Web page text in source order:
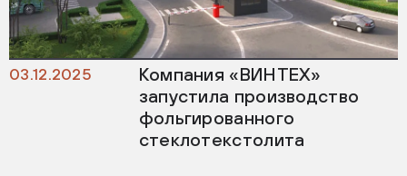
03.12.2025
Компания «ВИНТЕХ»
запустила производство
фольгированного
стеклотекстолита